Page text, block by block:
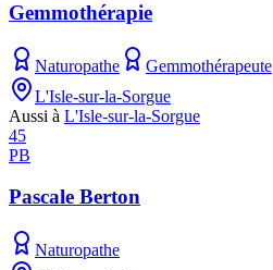
Gemmothérapie
Naturopathe
Gemmothérapeute
L'Isle-sur-la-Sorgue
Aussi à L'Isle-sur-la-Sorgue
45
PB
Pascale Berton
Naturopathe